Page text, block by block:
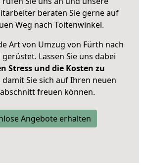
beraten Sie gerne auf
Weg nach Toitenwinkel.
Art von Umzug von Fürth nach
Lassen Sie uns dabei
Stress und die Kosten zu
damit Sie sich auf Ihren neuen
freuen können.
Angebote erhalten